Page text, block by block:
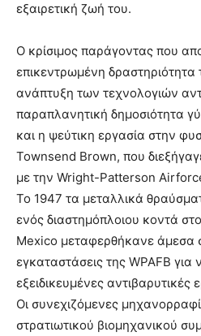
εξαιρετική ζωή του.
Ο κρίσιμος παράγοντας που
επικεντρωμένη
ανάπτυξη των τεχνολογιών
παραπλανητική δημοσιότητα
και η ψεύτικη εργασία στην
Townsend Brown, που
με την Wright-Patterson
Το 1947 τα μεταλλικά
ενός διαστημόπλοιου κοντά
Mexico μεταφερθήκανε άμεσα
εγκαταστάσεις της WPAFB για
εξειδικευμένες αντιβαρυτικές
Οι συνεχιζόμενες
στρατιωτικού βιομηχανικού